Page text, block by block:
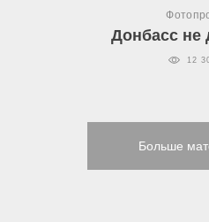
Донбасс не
12
Больше